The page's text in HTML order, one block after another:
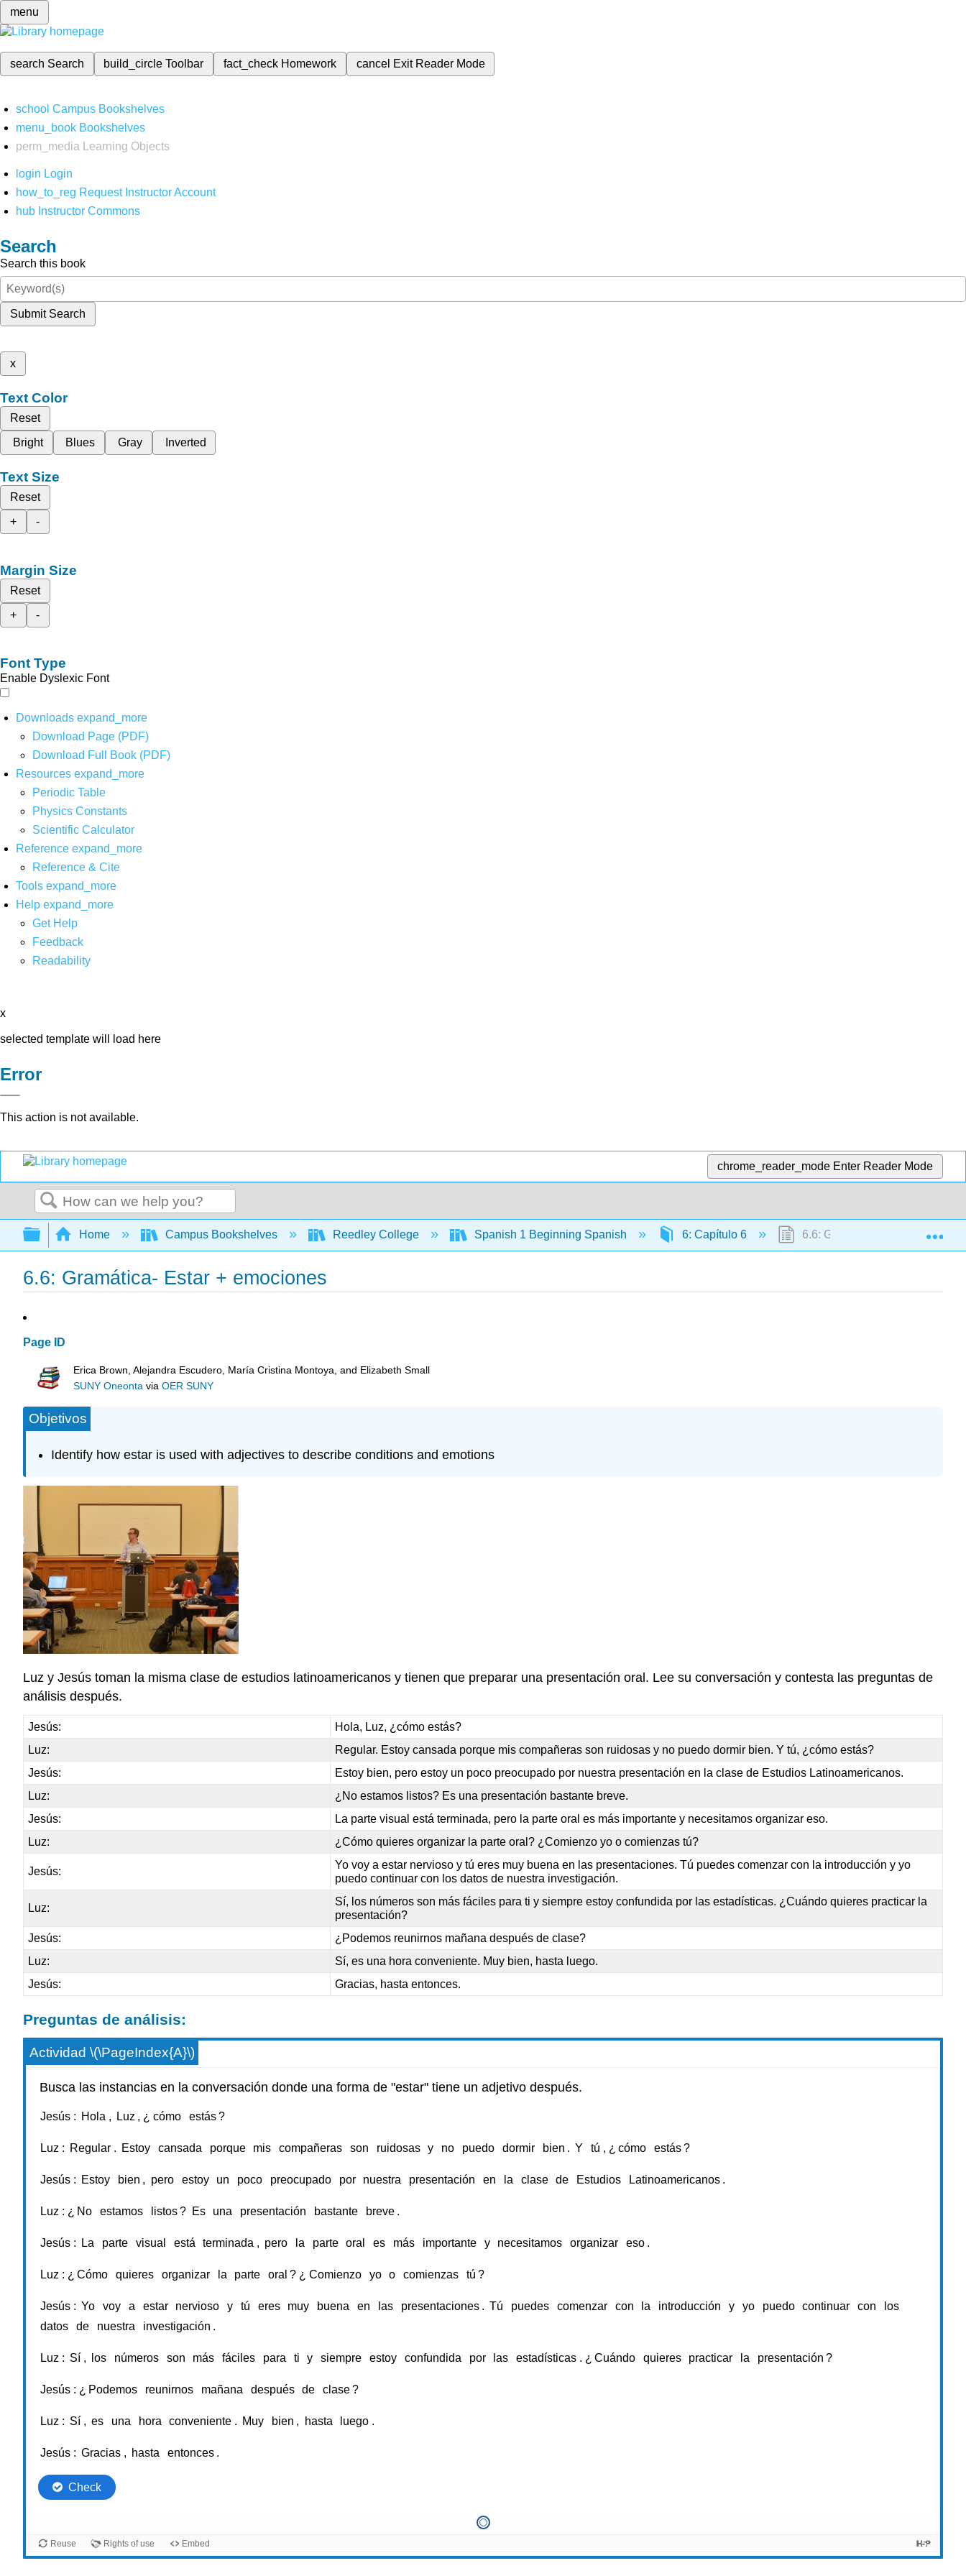
menu
search Search build_circleToolbar fact_check Homework cancel Exit Reader Mode
school Campus Bookshelves
menu_book Bookshelves
perm_media
Learning Objects
login Login
how_to_reg Request Instructor Account
hub Instructor Commons
Search
Search this book
Submit Search
x
Text Color
Reset
Bright
Blues Gray Inverted
Text Size
Reset
+
-
Margin Size
Reset
+
-
Font Type
Enable Dyslexic Font
Downloads expand_more
Download Page (PDF)
Download Full Book (PDF)
Resources expand_more
Periodic Table
Physics Constants
Scientific Calculator
Reference expand_more
Reference & Cite
Tools expand_more
Help expand_more
Get Help
Feedback
Readability
x
selected template will load here
Error
This action is not available.
chrome_reader_mode Enter Reader Mode
Search
Expand/collapse global hierarchy
Home Campus Bookshelves Reedley College Spanish 1 Beginning Spanish 6: Capítulo 6 6.6: Gramática- Estar +
6.6: Gramática- Estar + emociones
Page ID
Erica Brown, Alejandra Escudero, María Cristina Montoya, and Elizabeth Small
SUNY Oneonta viaOER SUNY
Objetivos
Identify how estar is used with adjectives to describe conditions and emotions
Luz y Jesús toman la misma clase de estudios latinoamericanos y tienen que preparar una presentación oral. Lee su conversación y contesta las preguntas de
análisis después.
Jesús:
Hola, Luz, ¿cómo estás?
Luz:
Regular. Estoy cansada porque mis compañeras son ruidosas y no puedo dormir bien. Y tú, ¿cómo estás?
Jesús:
Estoy bien, pero estoy un poco preocupado por nuestra presentación en la clase de Estudios Latinoamericanos.
Luz:
¿No estamos listos? Es una presentación bastante breve.
Jesús:
La parte visual está terminada, pero la parte oral es más importante y necesitamos organizar eso.
Luz:
¿Cómo quieres organizar la parte oral? ¿Comienzo yo o comienzas tú?
Jesús:
Yo voy a estar nervioso y tú eres muy buena en las presentaciones. Tú puedes comenzar con la introducción y yo
puedo continuar con los datos de nuestra investigación.
Luz:
Sí, los números son más fáciles para ti y siempre estoy confundida por las estadísticas. ¿Cuándo quieres practicar la
presentación?
Jesús:
¿Podemos reunirnos mañana después de clase?
Luz:
Sí, es una hora conveniente. Muy bien, hasta luego.
Jesús:
Gracias, hasta entonces.
Preguntas de análisis:
Actividad \(\PageIndex{A}\)